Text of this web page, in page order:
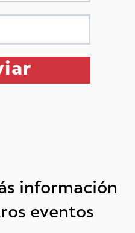
información
eventos